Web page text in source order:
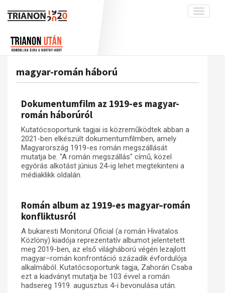
Toggle
interpretációk
A békerendszer megszilárdulása
Utókor és emlékezet
Galéria
Adatbázis
Emlékművek (feltöltés alatt)
Menekültek
Visszhang
Publikációk
Kapcsolat
Dokumentumok
Műhelymunkák
magyar-román háború
Dokumentumfilm az 1919-es magyar-
román háborúról
Kutatócsoportunk tagjai is közreműködtek abban a
2021-ben elkészült dokumentumfilmben, amely
Magyarország 1919-es román megszállását
mutatja be. "A román megszállás" című, közel
egyórás alkotást június 24-ig lehet megtekinteni a
médiaklikk oldalán.
Román album az 1919-es magyar–román
konfliktusról
A bukaresti Monitorul Oficial (a román Hivatalos
Közlöny) kiadója reprezentatív albumot jelentetett
meg 2019-ben, az első világháború végén lezajlott
magyar–román konfrontáció századik évfordulója
alkalmából. Kutatócsoportunk tagja, Zahorán Csaba
ezt a kiadványt mutatja be 103 évvel a román
hadsereg 1919. augusztus 4-i bevonulása után.